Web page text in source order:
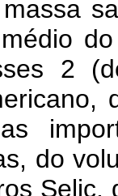
2
do
Selic,